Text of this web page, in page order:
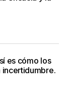
es cómo los
incertidumbre.